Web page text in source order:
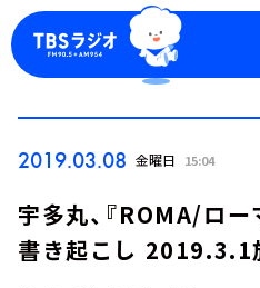
2019.03.08 金曜日 15:04
宇多丸、『ROMA/ロー
書き起こし 2019.3.1